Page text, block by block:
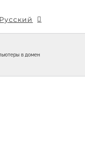
Русский
в домен